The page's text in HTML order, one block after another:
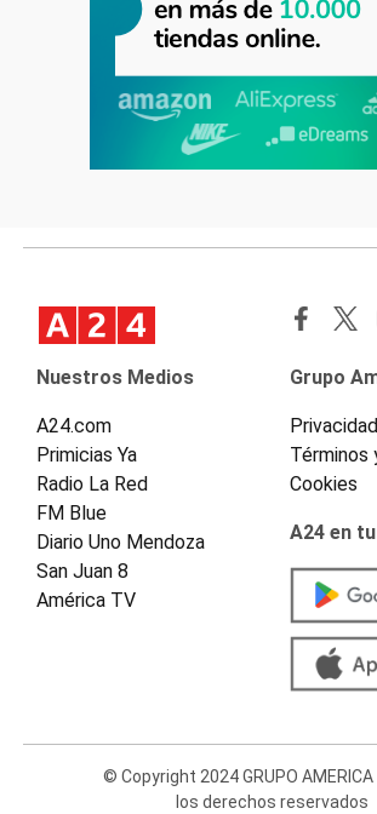
Nuestros Medios
A24.com
Primicias Ya
Radio La Red
FM Blue
Diario Uno Mendoza
San Juan 8
América TV
Grupo
Privacidad
Términos
Cookies
A24 en
© Copyright 2024 GRUPO
los derechos reservados